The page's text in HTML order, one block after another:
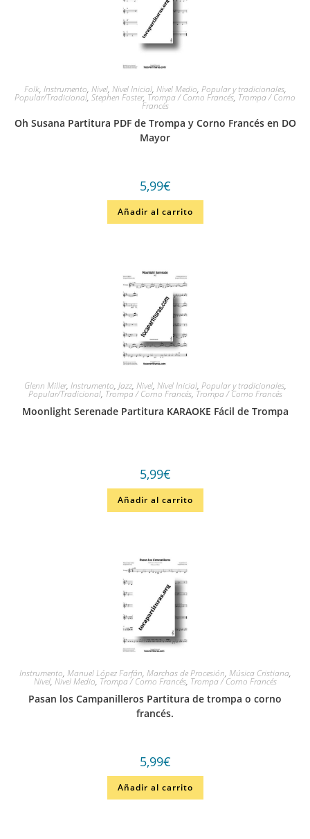
Folk, Instrumento, Nivel, Nivel Inicial, Nivel Medio, Popular y tradicionales,
Popular/Tradicional, Stephen Foster, Trompa / Corno Francés, Trompa / Corno
Francés
Oh Susana Partitura PDF de Trompa y Corno Francés en DO
Mayor
5,99€
Añadir al carrito
Glenn Miller, Instrumento, Jazz, Nivel, Nivel Inicial, Popular y tradicionales,
Popular/Tradicional, Trompa / Corno Francés, Trompa / Corno Francés
Moonlight Serenade Partitura KARAOKE Fácil de Trompa
5,99€
Añadir al carrito
Instrumento, Manuel López Farfán, Marchas de Procesión, Música Cristiana,
Nivel, Nivel Medio, Trompa / Corno Francés, Trompa / Corno Francés
Pasan los Campanilleros Partitura de trompa o corno
francés.
5,99€
Añadir al carrito